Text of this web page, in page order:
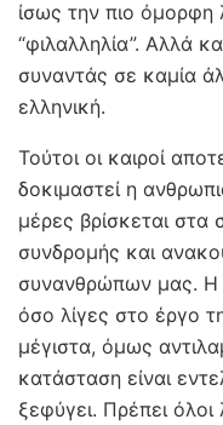
ίσως την πιο όμορφη
“φιλαλληλία”. Αλλά
συναντάς σε καμία
ελληνική.
Τούτοι οι καιροί
δοκιμαστεί η
μέρες βρίσκεται
συνδρομής και
συνανθρώπων μας. Η
όσο λίγες στο έργο
μέγιστα, όμως
κατάσταση είναι
ξεφύγει. Πρέπει